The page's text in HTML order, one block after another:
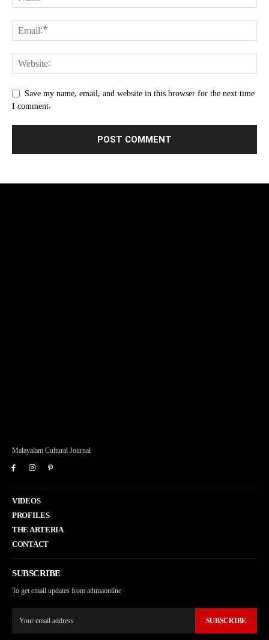
Save my name, email, and website in this browser for the next time
I comment.
Malayalam Cultural Journal
VIDEOS
PROFILES
THE ARTERIA
CONTACT
SUBSCRIBE
To get email updates from athmaonline
SUBSCRIBE